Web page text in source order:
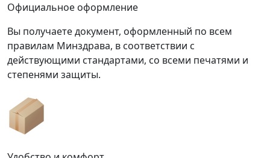
Официальное оформление
Вы получаете документ, оформленный по всем
правилам Минздрава, в соответствии с
действующими стандартами, со всеми печатями и
степенями защиты.